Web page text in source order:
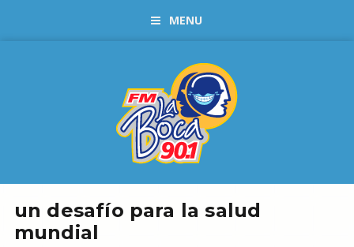
MENU
un desafío para la salud
mundial